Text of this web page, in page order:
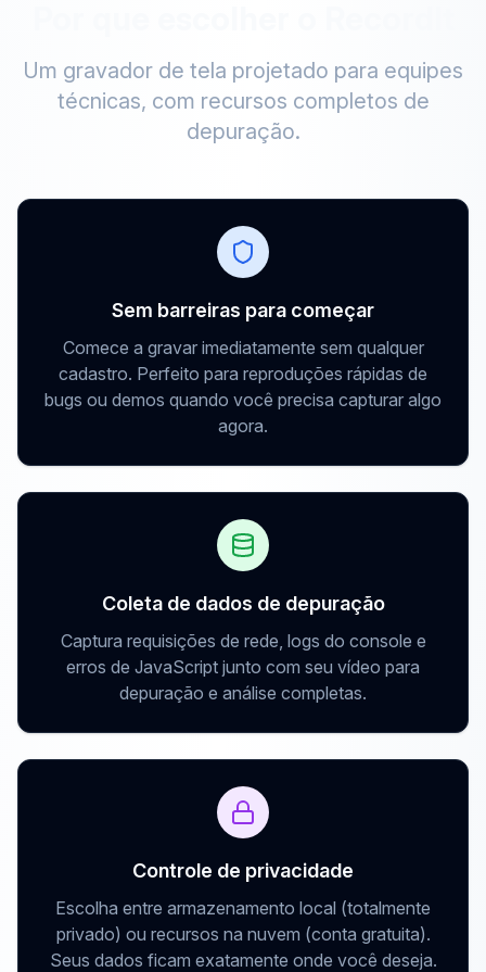
Um gravador de tela projetado para equipes
técnicas, com recursos completos de
depuração.
Sem barreiras para começar
Comece a gravar imediatamente sem qualquer
cadastro. Perfeito para reproduções rápidas de
bugs ou demos quando você precisa capturar algo
agora.
Coleta de dados de depuração
Captura requisições de rede, logs do console e
erros de JavaScript junto com seu vídeo para
depuração e análise completas.
Controle de privacidade
Escolha entre armazenamento local (totalmente
privado) ou recursos na nuvem (conta gratuita).
Seus dados ficam exatamente onde você deseja.